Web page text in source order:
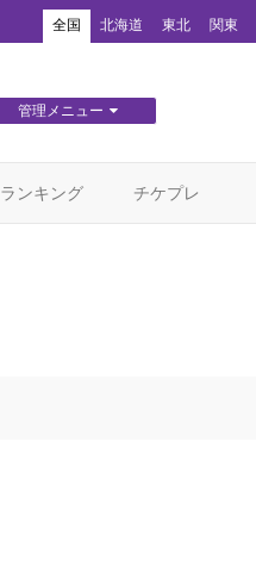
全国 北海道 東北 関東
管理メニュー
ランキング チケプレ